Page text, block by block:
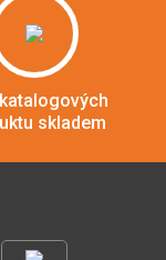
skladem